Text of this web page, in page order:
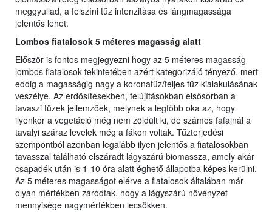
meggyullad, a felszíni tűz intenzitása és lángmagassága
jelentős lehet.
Lombos fiatalosok 5 méteres magasság alatt
Először is fontos megjegyezni hogy az 5 méteres magasság
lombos fiatalosok tekintetében azért kategorizáló tényező, mert
eddig a magasságig nagy a koronatűz/teljes tűz kialakulásának
veszélye. Az erdősítésekben, felújításokban elsősorban a
tavaszi tüzek jellemzőek, melynek a legfőbb oka az, hogy
ilyenkor a vegetáció még nem zöldült ki, de számos fafajnál a
tavalyi száraz levelek még a fákon voltak. Tűzterjedési
szempontból azonban legalább ilyen jelentős a fiatalosokban
tavasszal található elszáradt lágyszárú biomassza, amely akár
csapadék után is 1-10 óra alatt éghető állapotba képes kerülni.
Az 5 méteres magasságot elérve a fiatalosok általában már
olyan mértékben záródtak, hogy a lágyszárú növényzet
mennyisége nagymértékben lecsökken.